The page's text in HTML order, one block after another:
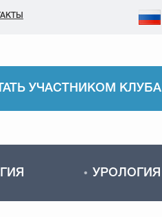
УЧАСТНИКОМ КЛУБА
УРОЛОГИЯ